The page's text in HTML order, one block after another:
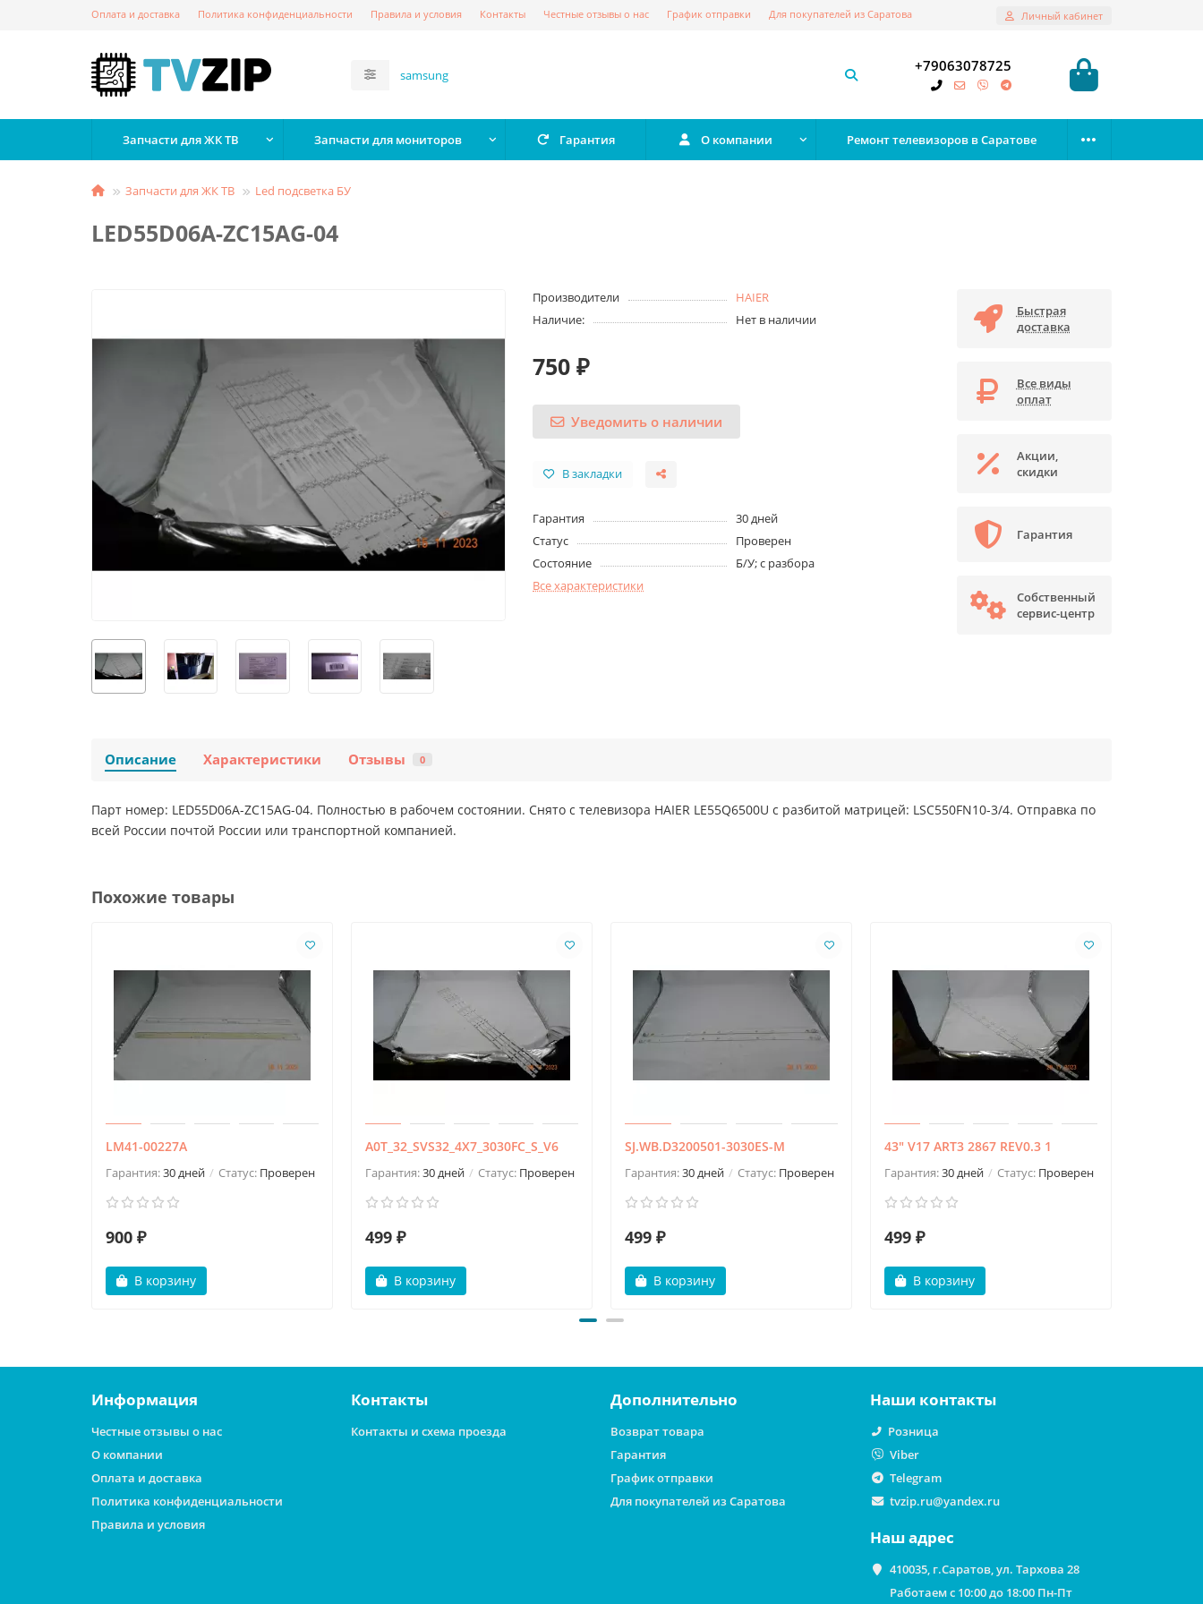
Оплата и доставка Политика конфиденциальности Правила и условия Контакты Честные отзывы о нас График отправки Для покупателей из Саратова Личный кабинет
+79063078725
Запчасти для ЖК ТВ Запчасти для мониторов Гарантия О компании Ремонт телевизоров в Саратове
Запчасти для ЖК ТВ Led подсветка БУ
LED55D06A-ZC15AG-04
Производители
HAIER
Наличие:
Нет в наличии
750 ₽
Уведомить о наличии
В закладки
Гарантия
30 дней
Статус
Проверен
Состояние
Б/У; с разбора
Все характеристики
Быстрая
доставка
Все виды
оплат
Акции,
скидки
Гарантия
Собственный
сервис-центр
Описание Характеристики Отзывы 0
Парт номер: LED55D06A-ZC15AG-04. Полностью в рабочем состоянии. Снято с телевизора HAIER LE55Q6500U с разбитой матрицей: LSC550FN10-3/4. Отправка по
всей России почтой России или транспортной компанией.
Похожие товары
LM41-00227A
Гарантия:30 дней Статус: Проверен
900 ₽
В корзину
A0T_32_SVS32_4X7_3030FC_S_V6
Гарантия:30 дней Статус: Проверен
499 ₽
В корзину
SJ.WB.D3200501-3030ES-M
Гарантия:30 дней Статус: Проверен
499 ₽
В корзину
43" V17 ART3 2867 REV0.3 1
Гарантия:30 дней Статус: Проверен
499 ₽
В корзину
Информация
Честные отзывы о нас
О компании
Оплата и доставка
Политика конфиденциальности
Правила и условия
Контакты
Контакты и схема проезда
Дополнительно
Возврат товара
Гарантия
График отправки
Для покупателей из Саратова
Наши контакты
Розница
Viber
Telegram
tvzip.ru@yandex.ru
Наш адрес
410035, г.Саратов, ул. Тархова 28
Работаем с 10:00 до 18:00 Пн-Пт